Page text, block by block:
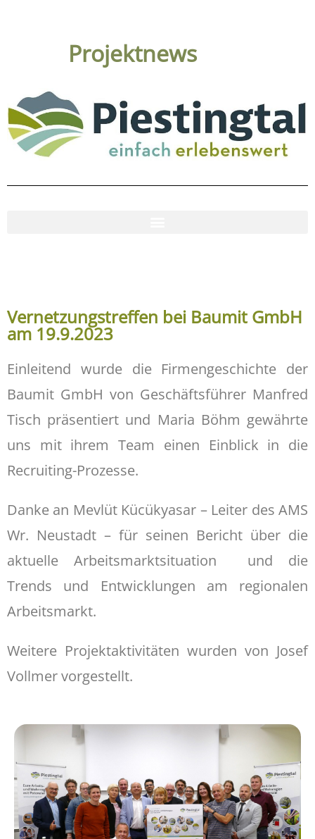
Projektnews
Vernetzungstreffen bei Baumit GmbH
am 19.9.2023
Einleitend wurde die Firmengeschichte der
Baumit GmbH von Geschäftsführer Manfred
Tisch präsentiert und Maria Böhm gewährte
uns mit ihrem Team einen Einblick in die
Recruiting-Prozesse.
Danke an Mevlüt Kücükyasar – Leiter des AMS
Wr. Neustadt – für seinen Bericht über die
aktuelle Arbeitsmarktsituation und die
Trends und Entwicklungen am regionalen
Arbeitsmarkt.
Weitere Projektaktivitäten wurden von Josef
Vollmer vorgestellt.